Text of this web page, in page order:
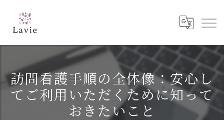
訪問看護手順の全体像：安心し
てご利用いただくために知って
おきたいこと